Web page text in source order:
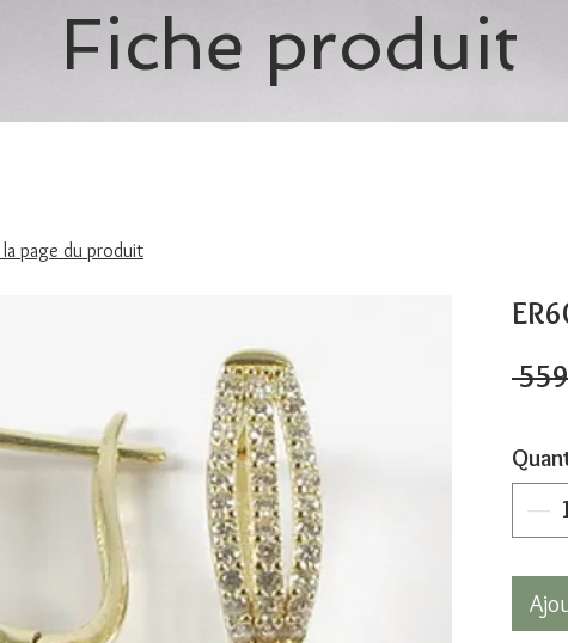
Fiche produit
page du produit